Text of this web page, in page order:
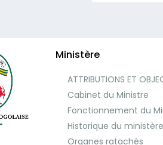
Ministère
ATTRIBUTIONS ET
Cabinet du Ministre
Fonctionnement du
Historique du ministère
Organes ratachés